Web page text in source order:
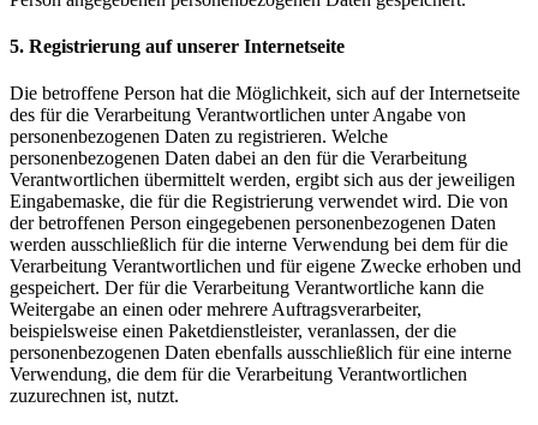
5. Registrierung auf unserer Internetseite
Die betroffene Person hat die Möglichkeit, sich auf der Internetseite
des für die Verarbeitung Verantwortlichen unter Angabe von
personenbezogenen Daten zu registrieren. Welche
personenbezogenen Daten dabei an den für die Verarbeitung
Verantwortlichen übermittelt werden, ergibt sich aus der jeweiligen
Eingabemaske, die für die Registrierung verwendet wird. Die von
der betroffenen Person eingegebenen personenbezogenen Daten
werden ausschließlich für die interne Verwendung bei dem für die
Verarbeitung Verantwortlichen und für eigene Zwecke erhoben und
gespeichert. Der für die Verarbeitung Verantwortliche kann die
Weitergabe an einen oder mehrere Auftragsverarbeiter,
beispielsweise einen Paketdienstleister, veranlassen, der die
personenbezogenen Daten ebenfalls ausschließlich für eine interne
Verwendung, die dem für die Verarbeitung Verantwortlichen
zuzurechnen ist, nutzt.